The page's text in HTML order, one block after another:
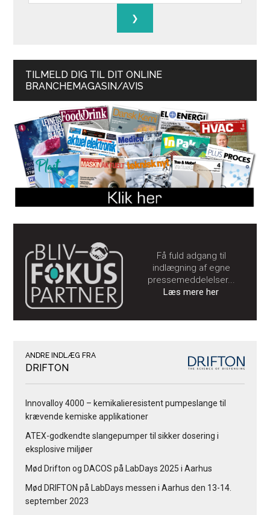
TILMELD DIG TIL DIT ONLINE
BRANCHEMAGASIN/AVIS
Få fuld adgang til
indlægning af egne
pressemeddelelser...
Læs mere her
ANDRE INDLÆG FRA
DRIFTON
Innovalloy 4000 – kemikalieresistent pumpeslange til
krævende kemiske applikationer
ATEX-godkendte slangepumper til sikker dosering i
eksplosive miljøer
Mød Drifton og DACOS på LabDays 2025 i Aarhus
Mød DRIFTON på LabDays messen i Aarhus den 13-14.
september 2023